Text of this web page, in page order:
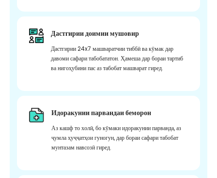
Дастгирии доимии мушовир
Дастгирии 24x7 машваратчии тиббӣ ва кӯмак дар
давоми сафари табобататон. Ҳамеша дар бораи тартиб
ва нигоҳубини пас аз табобат машварат гиред.
Идоракунии парвандаи беморон
Аз кашф то холӣ, бо кӯмаки идоракунии парванда, аз
ҷумла ҳуҷҷатҳои гуногун, дар бораи сафари табобат
мунтазам навсозӣ гиред.